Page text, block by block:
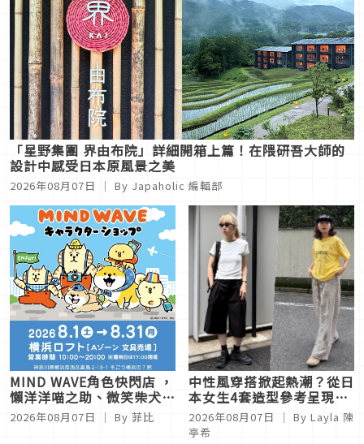
「星野集團 界由布院」詳細開箱上篇！在隈研吾大師的
設計中感受日本原風景之美
2026年08月07日 ｜ By Japaholic 編輯部
MIND WAVE角色快閃店 ，
懶洋洋喵之助、微笑柴犬等
角色周邊就在橫濱Loft
2026年08月07日 ｜ By 菲比
中性風穿搭掀起熱潮？從日
本女生4套造型參考呈現帥
氣個性LOOK
2026年08月07日 ｜ By Layla 陳
亭希